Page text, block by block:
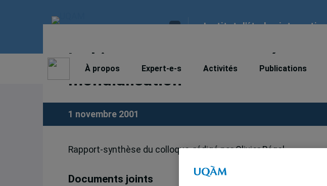
Institut d'études
À propos Expert-e-s Activités Publications
Le bien commun comme réponse
mondialisation
1 novembre 2001
Rapport-synthèse du colloque, rédigé par Olivier Régol
Documents joints